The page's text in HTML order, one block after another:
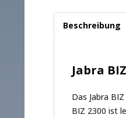
Beschreibung
Jabra
Das Jabra
BIZ 2300 ist